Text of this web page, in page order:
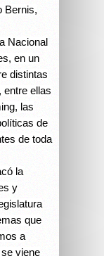
Bernis,
Nacional
en un
distintas
entre ellas
las
de
de toda
la
y
que
a
viene